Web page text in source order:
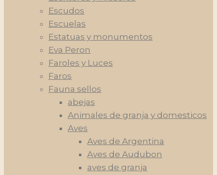
Escudos
Escuelas
Estatuas y monumentos
Eva Peron
Faroles y Luces
Faros
Fauna sellos
abejas
Animales de granja y domesticos
Aves
Aves de Argentina
Aves de Audubon
aves de granja